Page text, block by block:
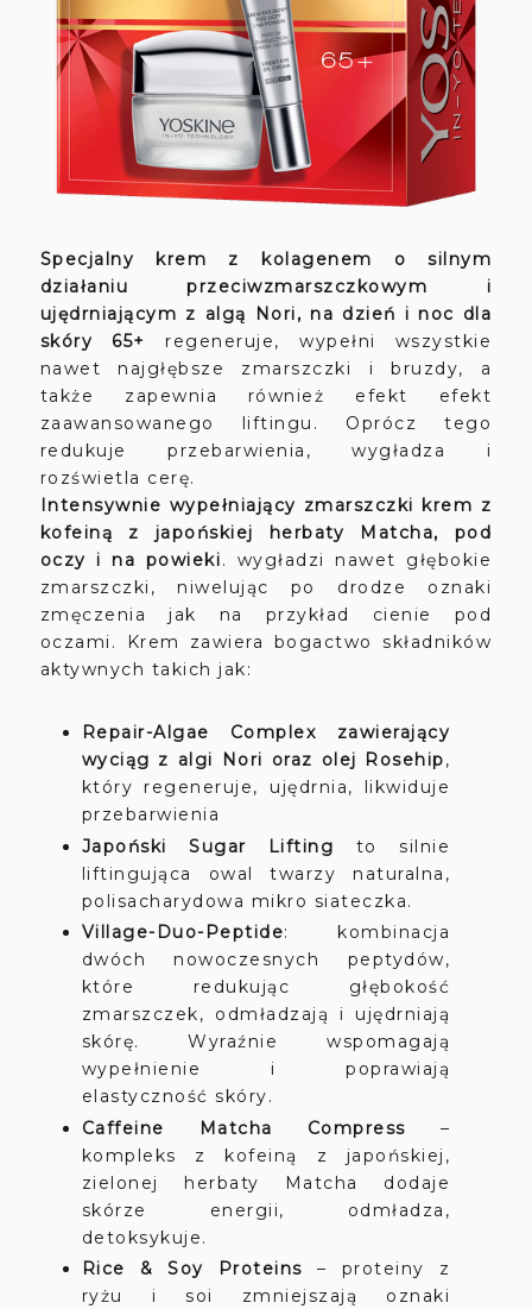
Specjalny krem z kolagenem
o silnym
działaniu przeciwzmarszczkowym i
ujędrniającym z algą Nori, na dzień i noc dla
skóry 65+
regeneruje, wypełni wszystkie
nawet najgłębsze zmarszczki i bruzdy, a
także zapewnia również efekt efekt
zaawansowanego liftingu. Oprócz tego
redukuje przebarwienia, wygładza i
rozświetla cerę.
Intensywnie wypełniający zmarszczki krem z
kofeiną z japońskiej herbaty Matcha, pod
oczy i na powieki. wygładzi nawet głębokie
zmarszczki, niwelując po drodze oznaki
zmęczenia jak na przykład cienie pod
oczami. Krem zawiera bogactwo składników
aktywnych takich jak:
Repair-Algae Complex zawierający
wyciąg z algi Nori oraz olej Rosehip,
który regeneruje, ujędrnia, likwiduje
przebarwienia
Japoński Sugar Lifting to silnie
liftingująca owal twarzy naturalna,
polisacharydowa mikro siateczka.
Village-Duo-Peptide: kombinacja
dwóch nowoczesnych peptydów,
które redukując głębokość
zmarszczek, odmładzają i ujędrniają
skórę. Wyraźnie wspomagają
wypełnienie i poprawiają
elastyczność skóry.
Caffeine Matcha Compress –
kompleks z kofeiną z japońskiej,
zielonej herbaty Matcha dodaje
skórze energii, odmładza,
detoksykuje.
Rice & Soy Proteins – proteiny z
ryżu i soi zmniejszają oznaki